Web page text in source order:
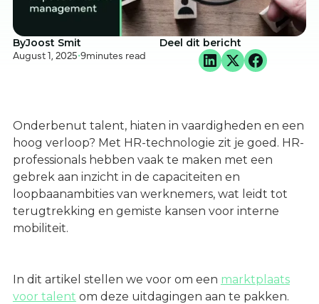
ByJoost Smit
August 1, 2025•9minutes read
Deel dit bericht
Onderbenut talent, hiaten in vaardigheden en een
hoog verloop? Met HR-technologie zit je goed. HR-
professionals hebben vaak te maken met een
gebrek aan inzicht in de capaciteiten en
loopbaanambities van werknemers, wat leidt tot
terugtrekking en gemiste kansen voor interne
mobiliteit.
In dit artikel stellen we voor om een marktplaats
voor talent om deze uitdagingen aan te pakken.